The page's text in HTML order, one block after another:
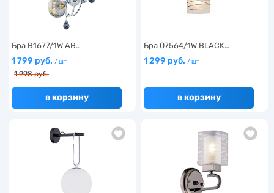
Бра B1677/1W AB…
1 799 руб. / шт
1 998 руб.
в корзину
Бра 07564/1W BLACK…
1 299 руб. / шт
в корзину